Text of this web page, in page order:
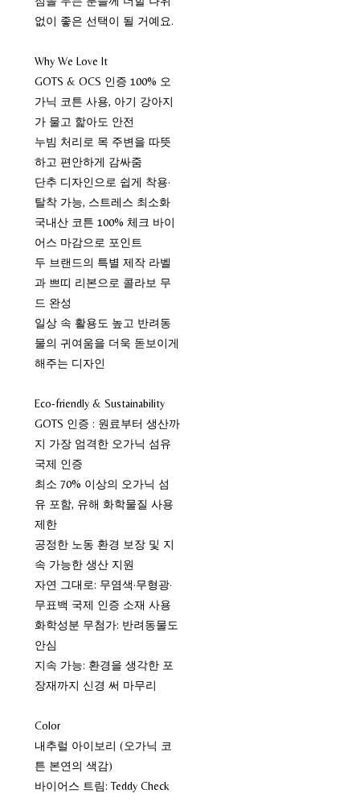
없이 좋은 선택이 될 거예요.
Why We Love It
GOTS & OCS 인증 100% 오
가닉 코튼 사용, 아기 강아지
가 물고 핥아도 안전
누빔 처리로 목 주변을 따뜻
하고 편안하게 감싸줌
단추 디자인으로 쉽게 착용·
탈착 가능, 스트레스 최소화
국내산 코튼 100% 체크 바이
어스 마감으로 포인트
두 브랜드의 특별 제작 라벨
과 쁘띠 리본으로 콜라보 무
드 완성
일상 속 활용도 높고 반려동
물의 귀여움을 더욱 돋보이게
해주는 디자인
Eco-friendly & Sustainability
GOTS 인증 : 원료부터 생산까
지 가장 엄격한 오가닉 섬유
국제 인증
최소 70% 이상의 오가닉 섬
유 포함, 유해 화학물질 사용
제한
공정한 노동 환경 보장 및 지
속 가능한 생산 지원
자연 그대로: 무염색·무형광·
무표백 국제 인증 소재 사용
화학성분 무첨가: 반려동물도
안심
지속 가능: 환경을 생각한 포
장재까지 신경 써 마무리
Color
내추럴 아이보리 (오가닉 코
튼 본연의 색감)
바이어스 트림: Teddy Check